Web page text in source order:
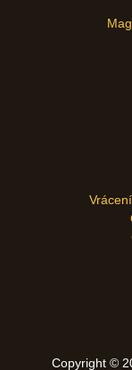
Copyright ©